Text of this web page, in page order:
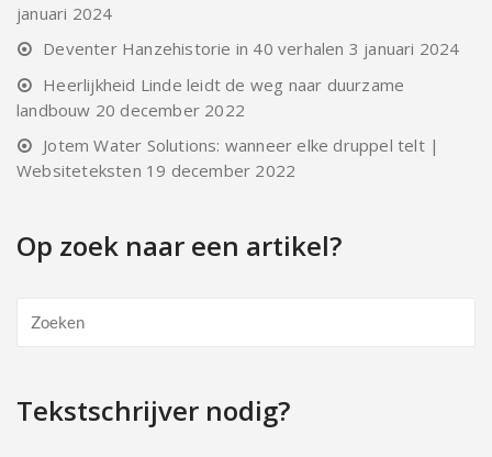
januari 2024
Deventer Hanzehistorie in 40 verhalen 3 januari 2024
Heerlijkheid Linde leidt de weg naar duurzame
landbouw 20 december 2022
Jotem Water Solutions: wanneer elke druppel telt |
Websiteteksten 19 december 2022
Op zoek naar een artikel?
Tekstschrijver nodig?